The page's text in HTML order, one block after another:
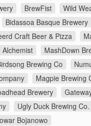
BrewFist Wild
Bidassoa Basque Brewery
Craft Beer & Pizza
Alchemist MashDown
Brewing Co
Magpie Brewing
Brewery
Ugly Duck Brewing Co.
Bojanowo